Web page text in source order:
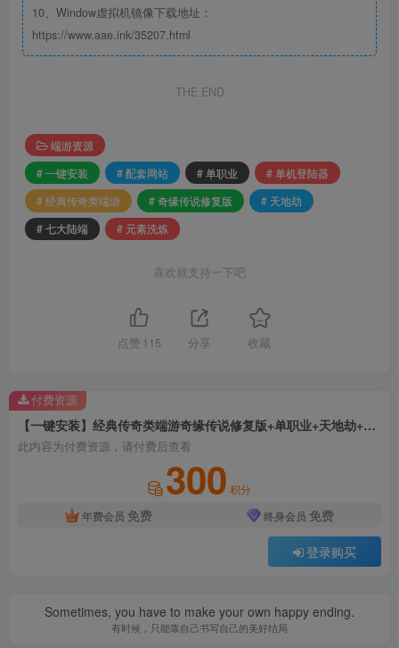
10、Window虚拟机镜像下载地址：
https://www.aae.ink/35207.html
THE END
端游资源
# 一键安装
# 配套网站 # 单职业
# 单机登陆器
# 经典传奇类端游
# 奇缘传说修复版
# 天地劫
# 七大陆端
# 元素洗炼
喜欢就支持一下吧
点赞 115 分享 收藏
【一键安装】经典传奇类端游奇缘传说修复版+单职业+天地劫+七大陆端+坐骑皮肤+神器锻造+五行结界+单机登陆器
此内容为付费资源，请付费后查看
300 积分
年费会员 免费 终身会员 免费
登录购买
付费资源
Sometimes, you have to make your own happy ending.
有时候，只能靠自己书写自己的美好结局